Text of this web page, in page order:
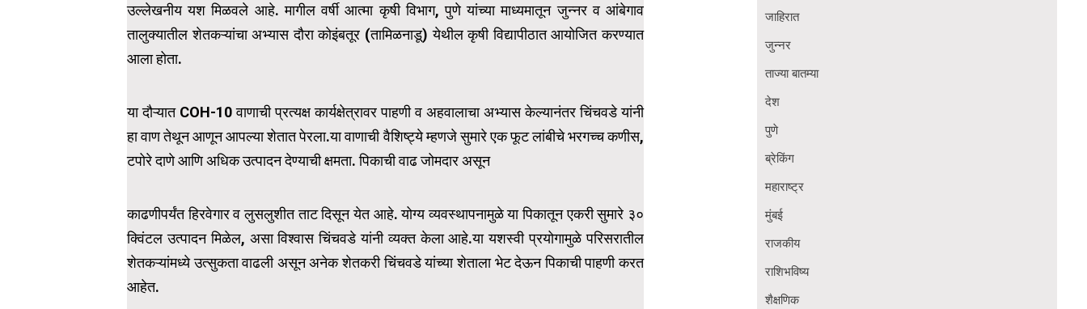
उल्लेखनीय यश मिळवले आहे. मागील वर्षी आत्मा कृषी विभाग, पुणे यांच्या माध्यमातून जुन्नर व आंबेगाव
तालुक्यातील शेतकऱ्यांचा अभ्यास दौरा कोइंबतूर (तामिळनाडू) येथील कृषी विद्यापीठात आयोजित करण्यात
आला होता.
या दौऱ्यात COH-10 वाणाची प्रत्यक्ष कार्यक्षेत्रावर पाहणी व अहवालाचा अभ्यास केल्यानंतर चिंचवडे यांनी
हा वाण तेथून आणून आपल्या शेतात पेरला.या वाणाची वैशिष्ट्ये म्हणजे सुमारे एक फूट लांबीचे भरगच्च कणीस,
टपोरे दाणे आणि अधिक उत्पादन देण्याची क्षमता. पिकाची वाढ जोमदार असून
काढणीपर्यंत हिरवेगार व लुसलुशीत ताट दिसून येत आहे. योग्य व्यवस्थापनामुळे या पिकातून एकरी सुमारे ३०
क्विंटल उत्पादन मिळेल, असा विश्वास चिंचवडे यांनी व्यक्त केला आहे.या यशस्वी प्रयोगामुळे परिसरातील
शेतकऱ्यांमध्ये उत्सुकता वाढली असून अनेक शेतकरी चिंचवडे यांच्या शेताला भेट देऊन पिकाची पाहणी करत
आहेत.
जाहिरात
जुन्नर
ताज्या बातम्या
देश
पुणे
ब्रेकिंग
महाराष्ट्र
मुंबई
राजकीय
राशिभविष्य
शैक्षणिक